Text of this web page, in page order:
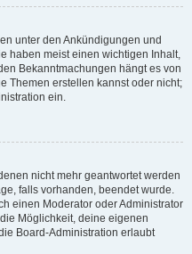
unter den Ankündigungen und
haben meist einen wichtigen Inhalt,
Bekanntmachungen hängt es von
Themen erstellen kannst oder nicht;
ein.
nicht mehr geantwortet werden
falls vorhanden, beendet wurde.
einen Moderator oder Administrator
Möglichkeit, deine eigenen
Board-Administration erlaubt